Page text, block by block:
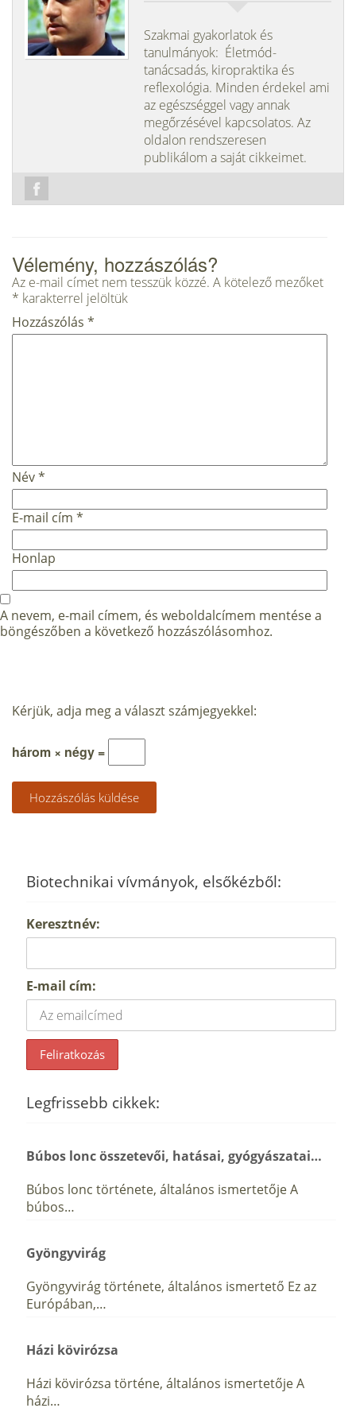
Szakmai gyakorlatok és
tanulmányok: Életmód-
tanácsadás, kiropraktika és
reflexológia. Minden érdekel ami
az egészséggel vagy annak
megőrzésével kapcsolatos. Az
oldalon rendszeresen
publikálom a saját cikkeimet.
Vélemény, hozzászólás?
Az e-mail címet nem tesszük közzé. A kötelező mezőket
* karakterrel jelöltük
Hozzászólás *
Név*
E-mail cím *
Honlap
A nevem, e-mail címem, és weboldalcímem mentése a
böngészőben a következő hozzászólásomhoz.
Kérjük, adja meg a választ számjegyekkel:
három × négy =
Biotechnikai vívmányok, elsőkézből:
Keresztnév:
E-mail cím:
Legfrissebb cikkek:
Búbos lonc összetevői, hatásai, gyógyászatai…
Búbos lonc története, általános ismertetője A
búbos…
Gyöngyvirág
Gyöngyvirág története, általános ismertető Ez az
Európában,…
Házi kövirózsa
Házi kövirózsa történe, általános ismertetője A
házi…